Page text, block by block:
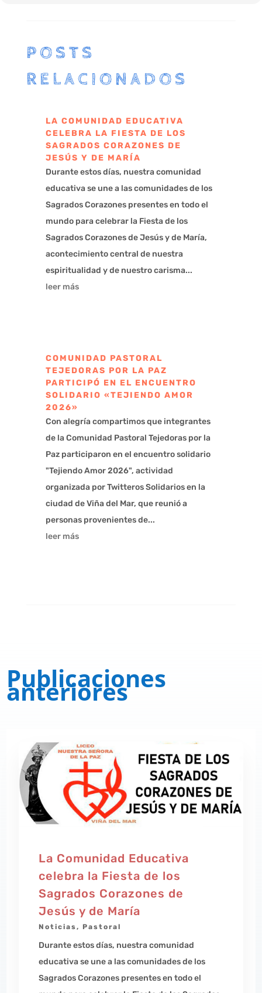
POSTS
RELACIONADOS
LA COMUNIDAD EDUCATIVA
CELEBRA LA FIESTA DE LOS
SAGRADOS CORAZONES DE
JESÚS Y DE MARÍA
Durante estos días, nuestra comunidad
educativa se une a las comunidades de los
Sagrados Corazones presentes en todo el
mundo para celebrar la Fiesta de los
Sagrados Corazones de Jesús y de María,
acontecimiento central de nuestra
espiritualidad y de nuestro carisma...
leer más
COMUNIDAD PASTORAL
TEJEDORAS POR LA PAZ
PARTICIPÓ EN EL ENCUENTRO
SOLIDARIO «TEJIENDO AMOR
2026»
Con alegría compartimos que integrantes
de la Comunidad Pastoral Tejedoras por la
Paz participaron en el encuentro solidario
"Tejiendo Amor 2026", actividad
organizada por Twitteros Solidarios en la
ciudad de Viña del Mar, que reunió a
personas provenientes de...
leer más
Publicaciones
anteriores
La Comunidad Educativa
celebra la Fiesta de los
Sagrados Corazones de
Jesús y de María
Noticias,Pastoral
Durante estos días, nuestra comunidad
educativa se une a las comunidades de los
Sagrados Corazones presentes en todo el